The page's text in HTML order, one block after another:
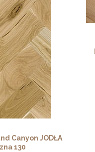
Canyon JODŁA
130